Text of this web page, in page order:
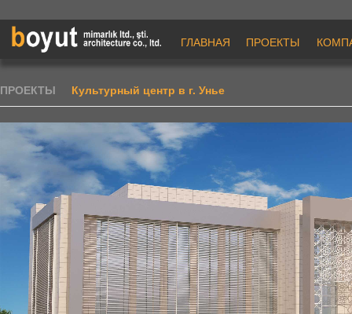
ГЛАВНАЯ ПРОЕКТЫ
ПРОЕКТЫ Культурный центр в г. Унье